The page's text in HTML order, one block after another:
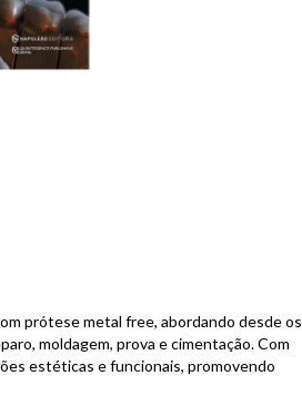
prótese metal free, abordando desde os
moldagem, prova e cimentação. Com
estéticas e funcionais, promovendo